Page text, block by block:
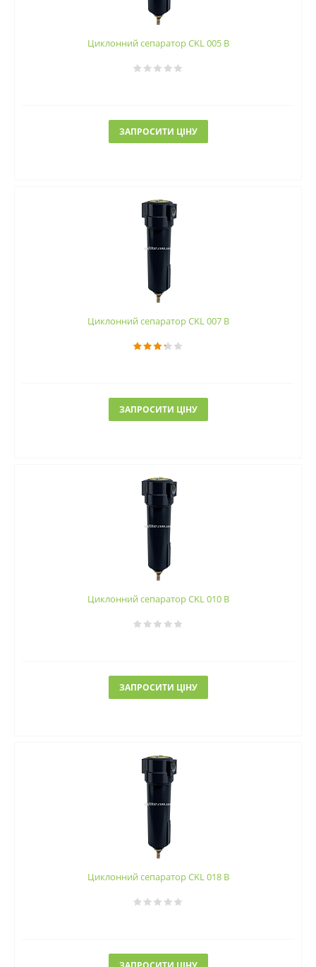
Циклонний сепаратор CKL 005 B
ЗАПРОСИТИ ЦІНУ
Циклонний сепаратор CKL 007 B
ЗАПРОСИТИ ЦІНУ
Циклонний сепаратор CKL 010 B
ЗАПРОСИТИ ЦІНУ
Циклонний сепаратор CKL 018 B